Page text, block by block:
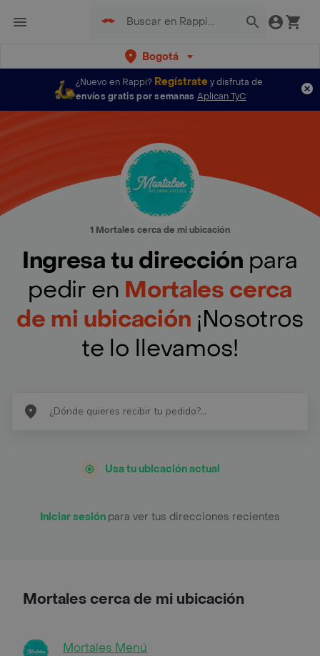
Bogotá
¿Nuevo en Rappi? Regístratey disfruta de
envíos gratis por semanas Aplican TyC
1 Mortales cerca de mi ubicación
Ingresa tu dirección para
pedir en Mortales cerca
de mi ubicación ¡Nosotros
te lo llevamos!
Usa tu ubicación actual
Iniciar sesión para ver tus direcciones recientes
Mortales cerca de mi ubicación
Mortales Menú